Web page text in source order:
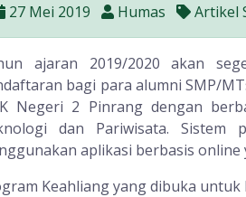
27 Mei 2019 Humas Artikel
ajaran 2019/2020 akan
bagi para alumni SMP/
Negeri 2 Pinrang dengan
dan Pariwisata. Sistem
aplikasi berbasis online
Keahliang yang dibuka untuk